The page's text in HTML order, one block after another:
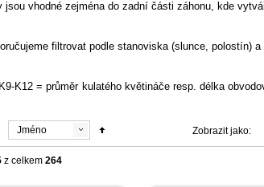
jsou vhodné zejména do zadní části záhonu, kde
filtrovat podle stanoviska (slunce, polostín) a
K12 = průměr kulatého květináče resp. délka
Jméno Zobrazit jako:
z celkem 264